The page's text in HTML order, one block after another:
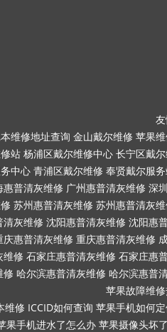
维修地址查询 金山戴尔维修 苹果
站 杨浦区戴尔维修中心 长宁区戴
中心 青浦区戴尔维修 奉贤戴尔服
惠普清灰维修 广州惠普清灰维修 深
苏州惠普清灰维修 苏州惠普清灰
清灰维修 沈阳惠普清灰维修 沈阳惠
庆惠普清灰维修 重庆惠普清灰维修
维修 石家庄惠普清灰维修 石家庄惠
修 哈尔滨惠普清灰维修 哈尔滨惠普
苹果故障维
维修 ICCID如何查询 苹果手机如何
果手机进水了怎么办 苹果摄像头坏